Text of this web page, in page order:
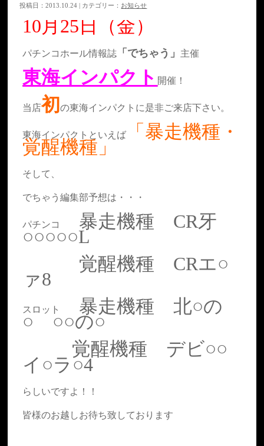
投稿日：2013.10.24 | カテゴリー： お知らせ
10月25日（金）
パチンコホール情報誌 「でちゃう」 主催
東海インパクト 開催！
当店初の東海インパクトに是非ご来店下さい。
東海インパクトといえば 「暴走機種・
覚醒機種」
そして、
でちゃう編集部予想は・・・
パチンコ 暴走機種 CR牙
○○○○○L
覚醒機種 CRエ○
ァ8
スロット 暴走機種 北○の
○ ○○の○
覚醒機種 デビ○○
イ○ラ○4
らしいですよ！！
皆様のお越しお待ち致しております